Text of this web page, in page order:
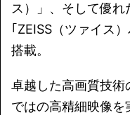
ス）」、そして優れ
｢ZEISS（ツァイス
搭載。
卓越した高画質技
ではの高精細映像